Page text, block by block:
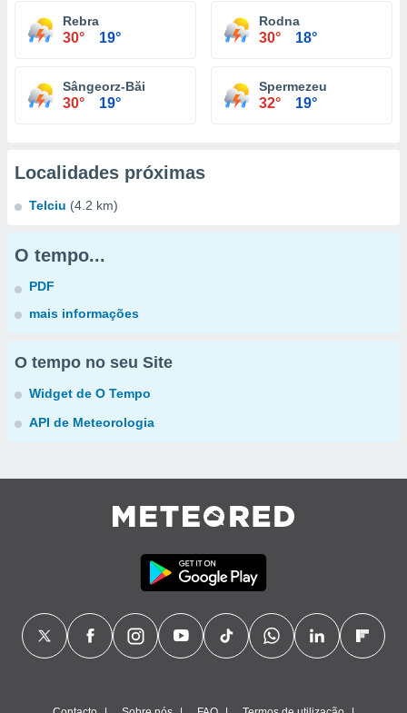
Rebra
30° 19°
Rodna
30° 18°
Sângeorz-Băi
30° 19°
Spermezeu
32° 19°
Localidades próximas
Telciu (4.2 km)
O tempo...
PDF
mais informações
O tempo no seu Site
Widget de O Tempo
API de Meteorologia